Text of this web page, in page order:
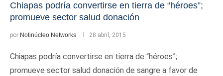
Chiapas podría convertirse en tierra de “héroes”;
promueve sector salud donación
por Notinúcleo Networks 28 abril, 2015
Chiapas podría convertirse en tierra de “héroes”;
promueve sector salud donación de sangre a favor de